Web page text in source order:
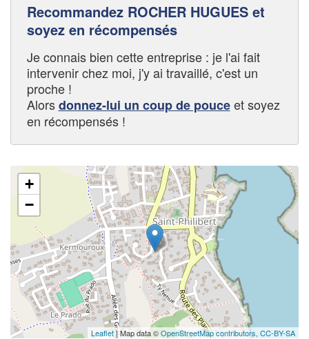
Recommandez ROCHER HUGUES et
soyez en récompensés
Je connais bien cette entreprise : je l'ai fait
intervenir chez moi, j'y ai travaillé, c'est un
proche !
Alorsdonnez-lui un coup de pouceet soyez
en récompensés !
+
−
Leaflet| Map data ©OpenStreetMap contributors, CC-BY-SA